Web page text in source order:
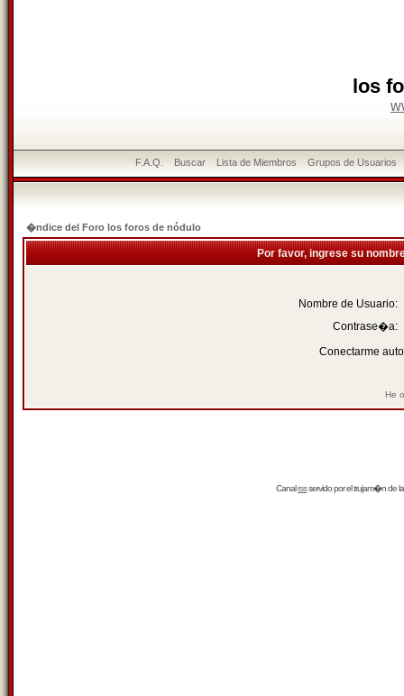
los
F.A.Q. Buscar Lista de Miembros Grupos de Usuarios
�ndice del Foro los foros de nódulo
Por favor, ingrese su
Nombre de Usuario:
Contrase�a:
Conectarme
He
Canalrssservido por eltrujam�nde